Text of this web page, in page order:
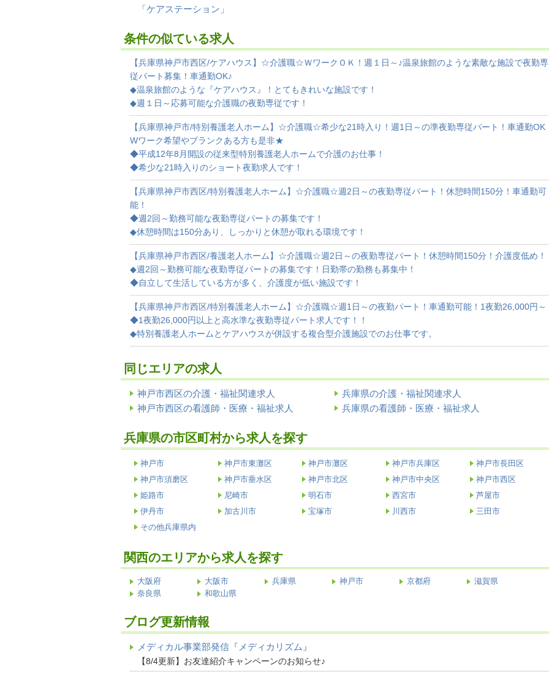
「ケアステーション」
条件の似ている求人
【兵庫県神戸市西区/ケアハウス】☆介護職☆ＷワークＯＫ！週１日～♪温泉旅館のような素敵な施設で夜勤専
従パート募集！車通勤OK♪
◆温泉旅館のような『ケアハウス』！とてもきれいな施設です！
◆週１日～応募可能な介護職の夜勤専従です！
【兵庫県神戸市/特別養護老人ホーム】☆介護職☆希少な21時入り！週1日～の準夜勤専従パート！車通勤OK
Wワーク希望やブランクある方も是非★
◆平成12年8月開設の従来型特別養護老人ホームで介護のお仕事！
◆希少な21時入りのショート夜勤求人です！
【兵庫県神戸市西区/特別養護老人ホーム】☆介護職☆週2日～の夜勤専従パート！休憩時間150分！車通勤可
能！
◆週2回～勤務可能な夜勤専従パートの募集です！
◆休憩時間は150分あり、しっかりと休憩が取れる環境です！
【兵庫県神戸市西区/養護老人ホーム】☆介護職☆週2日～の夜勤専従パート！休憩時間150分！介護度低め！
◆週2回～勤務可能な夜勤専従パートの募集です！日勤帯の勤務も募集中！
◆自立して生活している方が多く、介護度が低い施設です！
【兵庫県神戸市西区/特別養護老人ホーム】☆介護職☆週1日～の夜勤パート！車通勤可能！1夜勤26,000円～
◆1夜勤26,000円以上と高水準な夜勤専従パート求人です！！
◆特別養護老人ホームとケアハウスが併設する複合型介護施設でのお仕事です。
同じエリアの求人
神戸市西区の介護・福祉関連求人
兵庫県の介護・福祉関連求人
神戸市西区の看護師・医療・福祉求人
兵庫県の看護師・医療・福祉求人
兵庫県の市区町村から求人を探す
神戸市 神戸市東灘区 神戸市灘区 神戸市兵庫区
神戸市長田区
神戸市須磨区
神戸市垂水区 神戸市北区 神戸市中央区
神戸市西区
姫路市
尼崎市 明石市 西宮市
芦屋市
伊丹市
加古川市 宝塚市 川西市
三田市
その他兵庫県内
関西のエリアから求人を探す
大阪府 大阪市 兵庫県 神戸市 京都府
滋賀県
奈良県
和歌山県
ブログ更新情報
メディカル事業部発信『メディカリズム』
【8/4更新】お友達紹介キャンペーンのお知らせ♪